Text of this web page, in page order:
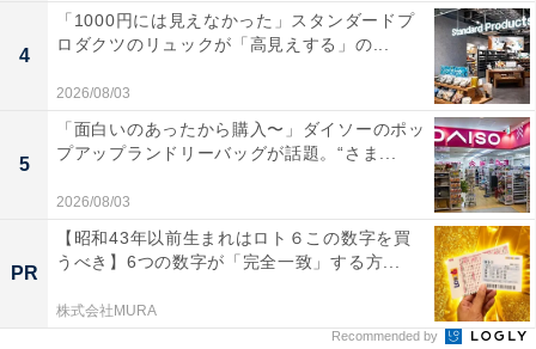
4
「1000円には見えなかった」スタンダードプ
ロダクツのリュックが「高見えする」の...
2026/08/03
5
「面白いのあったから購入〜」ダイソーのポッ
プアップランドリーバッグが話題。“さま...
2026/08/03
PR
【昭和43年以前生まれはロト６この数字を買
うべき】6つの数字が「完全一致」する方...
株式会社MURA
Recommended by